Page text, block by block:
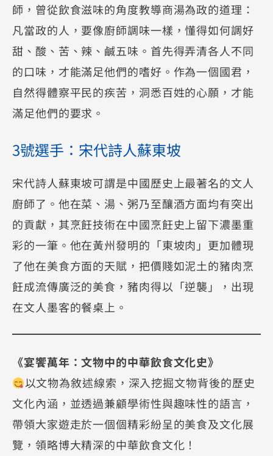
師，曾從飲食滋味的角度教導商湯為政的道理：
凡當政的人，要像廚師調味一樣，懂得如何調好
甜、酸、苦、辣、鹹五味。首先得弄清各人不同
的口味，才能滿足他們的嗜好。作為一個國君，
自然得體察平民的疾苦，洞悉百姓的心願，才能
滿足他們的要求。
3號選手：宋代詩人蘇東坡
宋代詩人蘇東坡可謂是中國歷史上最著名的文人
廚師了。他在菜、湯、粥乃至釀酒方面均有突出
的貢獻，其烹飪技術在中國烹飪史上留下濃墨重
彩的一筆。他在黃州發明的「東坡肉」更加體現
了他在美食方面的天賦，把價賤如泥土的豬肉烹
飪成流傳廣泛的美食，豬肉得以「逆襲」，出現
在文人墨客的餐桌上。
《宴饗萬年：文物中的中華飲食文化史》
以文物為敘述線索，深入挖掘文物背後的歷史
文化內涵，並透過兼顧學術性與趣味性的語言，
帶領大家遊走於一個個精彩紛呈的美食及文化展
覽，領略博大精深的中華飲食文化！